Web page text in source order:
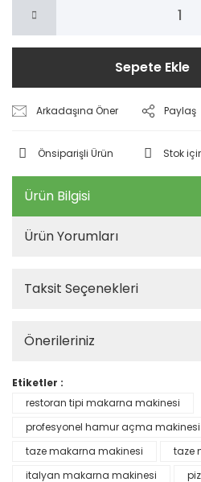
Sepete Ekle
Arkadaşına Öner Paylaş
Önsiparişli Ürün Stok
Ürün Bilgisi
Ürün Yorumları
Taksit Seçenekleri
Önerileriniz
Etiketler :
restoran tipi makarna makinesi
profesyonel hamur açma makinesi
taze makarna makinesi
taze
italyan makarna makinesi